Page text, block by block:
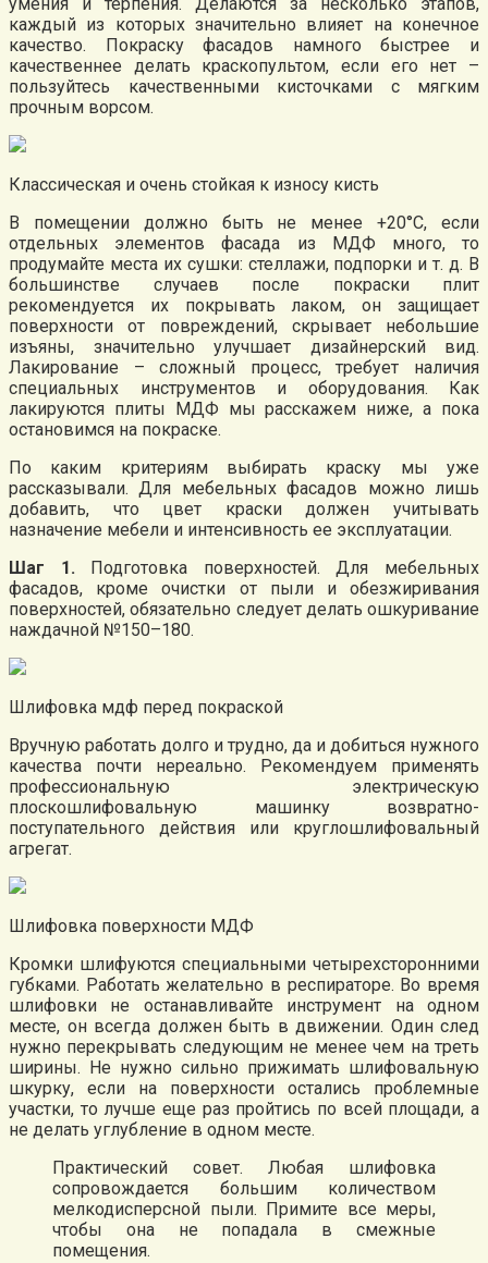
каждый из которых значительно влияет на конечное
качество. Покраску фасадов намного быстрее и
качественнее делать краскопультом, если его нет –
пользуйтесь качественными кисточками с мягким
прочным ворсом.
Классическая и очень стойкая к износу кисть
В помещении должно быть не менее +20°С, если
отдельных элементов фасада из МДФ много, то
продумайте места их сушки: стеллажи, подпорки и т. д. В
большинстве случаев после покраски плит
рекомендуется их покрывать лаком, он защищает
поверхности от повреждений, скрывает небольшие
изъяны, значительно улучшает дизайнерский вид.
Лакирование – сложный процесс, требует наличия
специальных инструментов и оборудования. Как
лакируются плиты МДФ мы расскажем ниже, а пока
остановимся на покраске.
По каким критериям выбирать краску мы уже
рассказывали. Для мебельных фасадов можно лишь
добавить, что цвет краски должен учитывать
назначение мебели и интенсивность ее эксплуатации.
Шаг 1.Подготовка поверхностей. Для мебельных
фасадов, кроме очистки от пыли и обезжиривания
поверхностей, обязательно следует делать ошкуривание
наждачной №150–180.
Шлифовка мдф перед покраской
Вручную работать долго и трудно, да и добиться нужного
качества почти нереально. Рекомендуем применять
профессиональную электрическую
плоскошлифовальную машинку возвратно-
поступательного действия или круглошлифовальный
агрегат.
Шлифовка поверхности МДФ
Кромки шлифуются специальными четырехсторонними
губками. Работать желательно в респираторе. Во время
шлифовки не останавливайте инструмент на одном
месте, он всегда должен быть в движении. Один след
нужно перекрывать следующим не менее чем на треть
ширины. Не нужно сильно прижимать шлифовальную
шкурку, если на поверхности остались проблемные
участки, то лучше еще раз пройтись по всей площади, а
не делать углубление в одном месте.
Практический совет. Любая шлифовка
сопровождается большим количеством
мелкодисперсной пыли. Примите все меры,
чтобы она не попадала в смежные
помещения.